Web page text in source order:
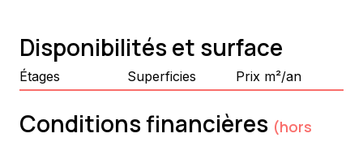
Disponibilités et surface
Étages Superficies Prix m²/an
Conditions financières (hors